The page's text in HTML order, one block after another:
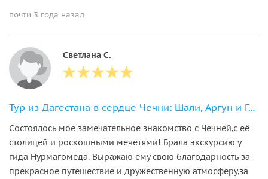
почти 3 года назад
Светлана С.
Тур из Дагестана в сердце Чечни: Шали, Аргун и Грозный
Состоялось мое замечательное знакомство с Чечней,с её
столицей и роскошными мечетями! Брала экскурсию у
гида Нурмагомеда. Выражаю ему свою благодарность за
прекрасное путешествие и дружественную атмосферу,за